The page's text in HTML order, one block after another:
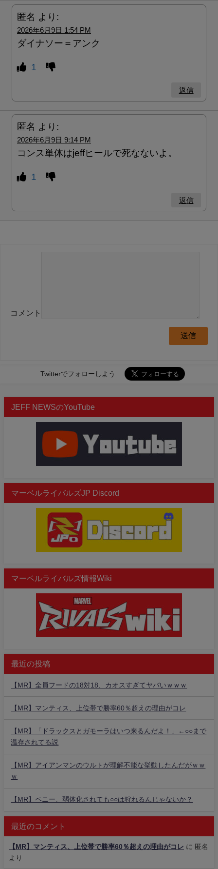
匿名 より:
2026年6月9日 1:54 PM
ダイナソー＝アンク
1
返信
匿名 より:
2026年6月9日 9:14 PM
コンス単体はjeffヒールで死なないよ。
1
返信
コメント
Twitterでフォローしよう
JEFF NEWSのYouTube
マーベルライバルズJP Discord
マーベルライバルズ情報Wiki
最近の投稿
【MR】全員フードの18対18、カオスすぎてヤバいｗｗｗ
【MR】マンティス、上位帯で勝率60％超えの理由がコレ
【MR】「ドラックスとガモーラはいつ来るんだよ！」←○○まで
温存されてる説
【MR】アイアンマンのウルトが理解不能な挙動したんだがｗｗ
ｗ
【MR】ペニー、弱体化されても○○は狩れるんじゃないか？
最近のコメント
【MR】マンティス、上位帯で勝率60％超えの理由がコレ に 匿名
より